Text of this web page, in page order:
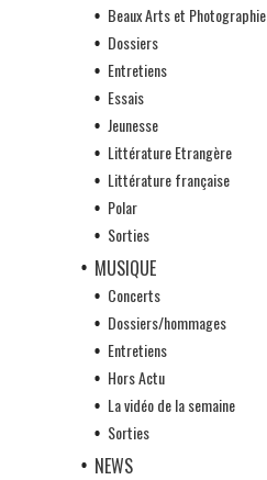
Beaux Arts et Photographie
Dossiers
Entretiens
Essais
Jeunesse
Littérature Etrangère
Littérature française
Polar
Sorties
MUSIQUE
Concerts
Dossiers/hommages
Entretiens
Hors Actu
La vidéo de la semaine
Sorties
NEWS